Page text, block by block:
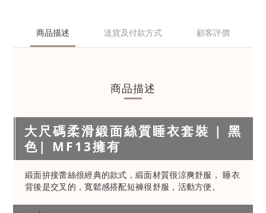
商品描述 送貨及付款方式 顧客評價
商品描述
大尺碼柔滑緞面絲質睡衣套裝 | 黑
色| MF13擁有
緞面拚接蕾絲很經典的款式，緞面材質很涼爽舒服， 睡衣
背後是交叉的，寬鬆感搭配短褲很舒服，活動方便。